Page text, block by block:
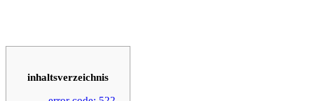
inhaltsverzeichnis